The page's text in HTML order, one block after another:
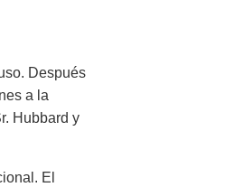
Después
a la
Hubbard y
El